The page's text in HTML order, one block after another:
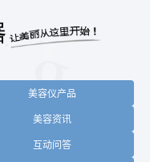
美容仪产品
美容资讯
互动问答